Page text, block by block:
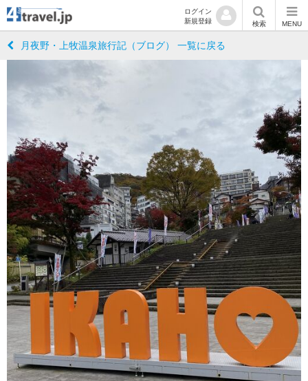
ログイン
新規登録
検索 MENU
月夜野・上牧温泉旅行記（ブログ） 一覧に戻る